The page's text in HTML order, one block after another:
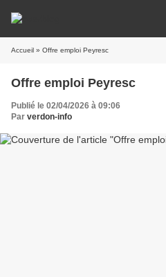
Accueil » Offre emploi Peyresc
Offre emploi Peyresc
Publié le 02/04/2026 à 09:06
Par verdon-info